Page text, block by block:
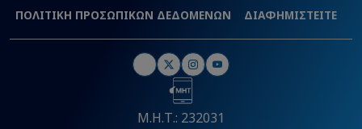
ΠΟΛΙΤΙΚΗ ΠΡΟΣΩΠΙΚΩΝ ΔΕΔΟΜΕΝΩΝ
ΔΙΑΦΗΜΙΣΤΕΙΤΕ
Μ.Η.Τ.: 232031